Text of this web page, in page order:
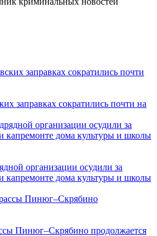
заправках сократились почти на
организации осудили за
капремонте дома культуры и школы
Пинюг–Скрябино продолжается